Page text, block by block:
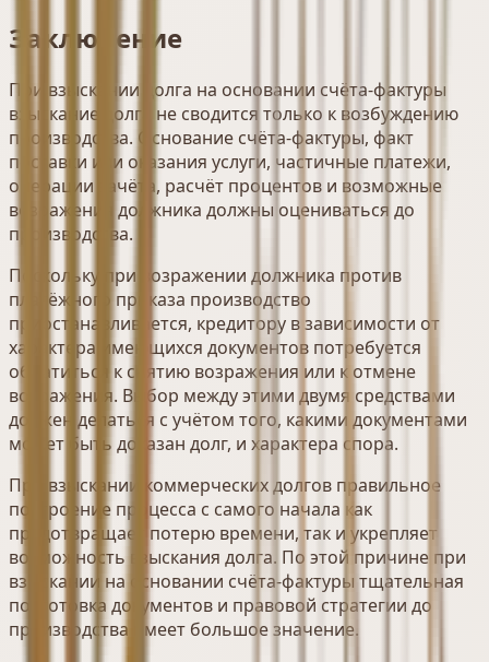
Заключение
При взыскании долга на основании счёта-фактуры
взыскание долга не сводится только к возбуждению
производства. Основание счёта-фактуры, факт
поставки или оказания услуги, частичные платежи,
операции зачёта, расчёт процентов и возможные
возражения должника должны оцениваться до
производства.
Поскольку при возражении должника против
платёжного приказа производство
приостанавливается, кредитору в зависимости от
характера имеющихся документов потребуется
обратиться к снятию возражения или к отмене
возражения. Выбор между этими двумя средствами
должен делаться с учётом того, какими документами
может быть доказан долг, и характера спора.
При взыскании коммерческих долгов правильное
построение процесса с самого начала как
предотвращает потерю времени, так и укрепляет
возможность взыскания долга. По этой причине при
взыскании на основании счёта-фактуры тщательная
подготовка документов и правовой стратегии до
производства имеет большое значение.